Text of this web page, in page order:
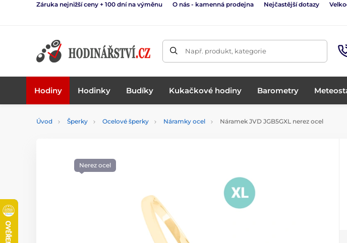
Záruka nejnižší ceny + 100 dní na výměnu O nás - kamenná prodejna Nejčastější dotazy
Např. produkt, kategorie
Hodiny Hodinky Budíky Kukačkové hodiny Barometry
Úvod Šperky Ocelové šperky Náramky ocel Náramek JVD JGB5GXL nerez ocel
Nerez ocel